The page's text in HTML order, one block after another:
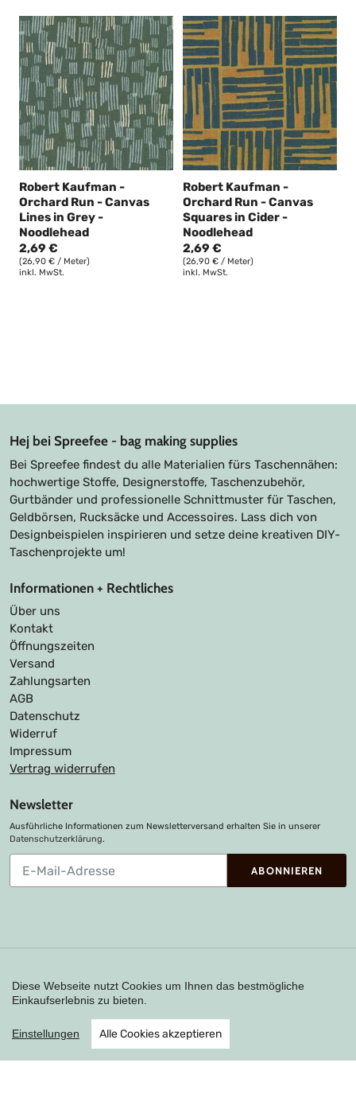
Robert Kaufman -
Orchard Run - Canvas
Lines in Grey -
Noodlehead
2,69 €
(26,90 € / Meter)
inkl. MwSt.
Robert Kaufman -
Orchard Run - Canvas
Squares in Cider -
Noodlehead
2,69 €
(26,90 € / Meter)
inkl. MwSt.
Hej bei Spreefee - bag making supplies
Bei Spreefee findest du alle Materialien fürs Taschennähen:
hochwertige Stoffe, Designerstoffe, Taschenzubehör,
Gurtbänder und professionelle Schnittmuster für Taschen,
Geldbörsen, Rucksäcke und Accessoires. Lass dich von
Designbeispielen inspirieren und setze deine kreativen DIY-
Taschenprojekte um!
Informationen + Rechtliches
Über uns
Kontakt
Öffnungszeiten
Versand
Zahlungsarten
AGB
Datenschutz
Widerruf
Impressum
Vertrag widerrufen
Newsletter
Ausführliche Informationen zum Newsletterversand erhalten Sie in unserer
Datenschutzerklärung.
unsere
ABONNIEREN
Zahlungsarten
Instagram
Diese Webseite nutzt Cookies um Ihnen das bestmögliche
Einkaufserlebnis zu bieten.
Einstellungen Alle Cookies akzeptieren